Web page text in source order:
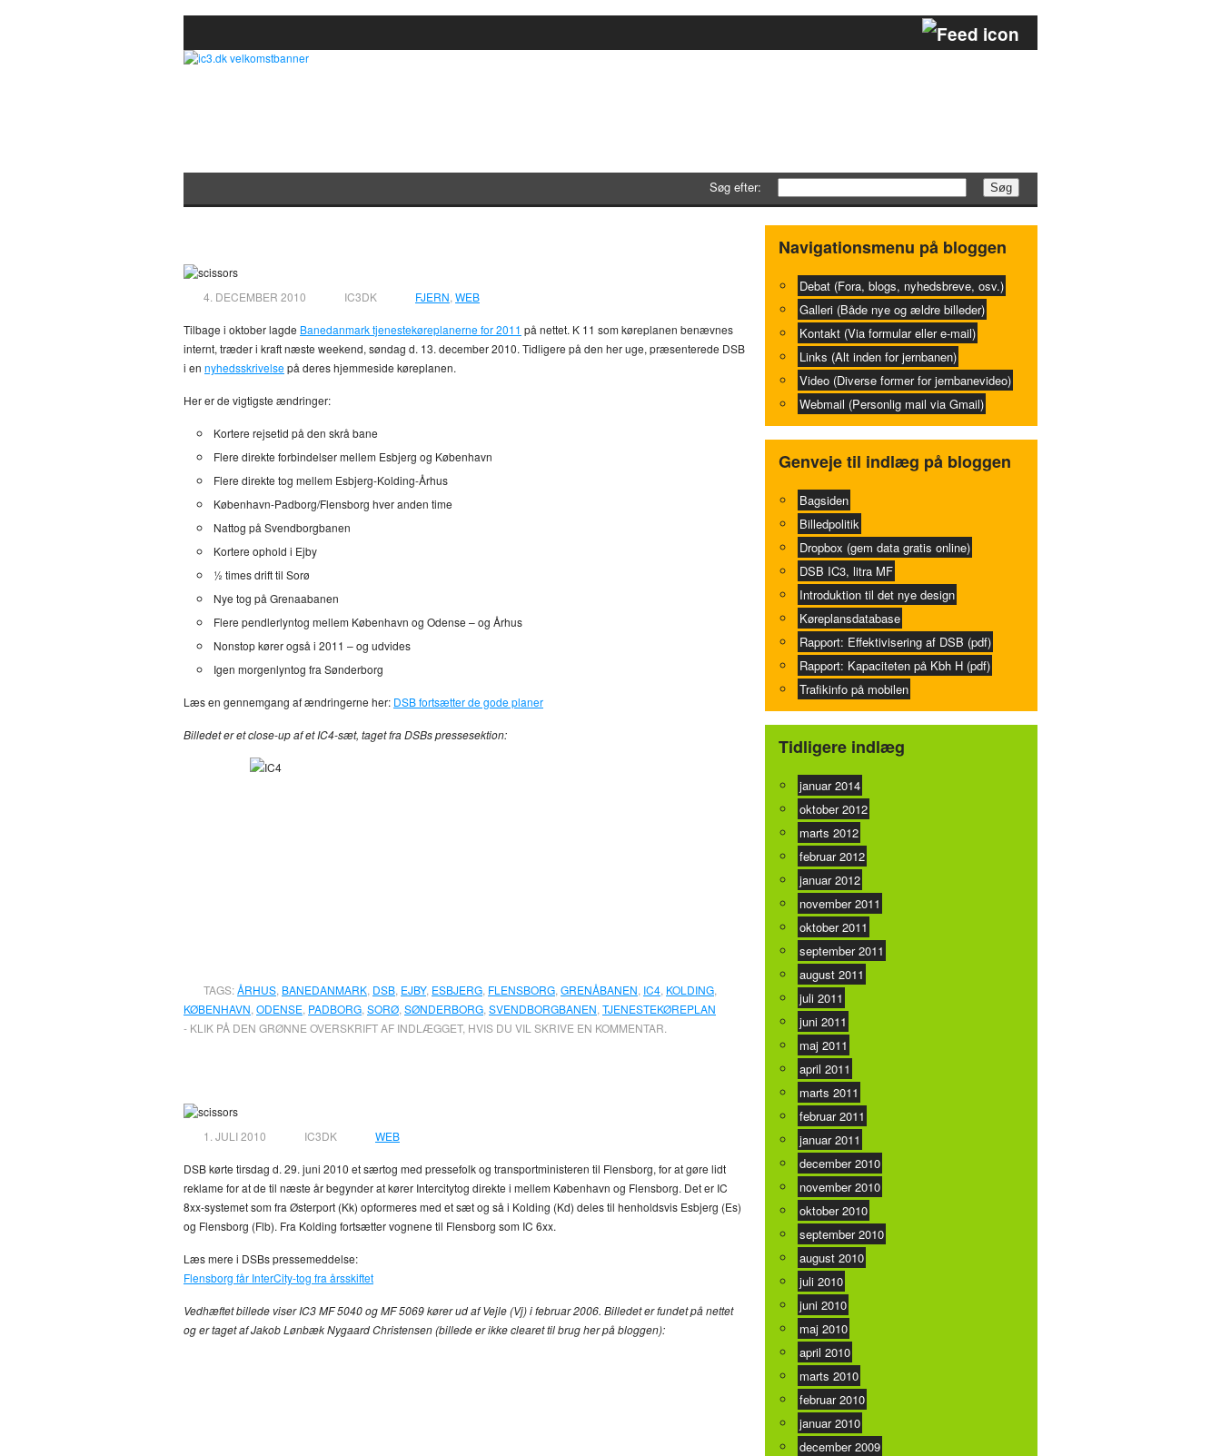
Søg efter:
4. DECEMBER 2010 IC3DK FJERN WEB
Tilbage i oktober lagde Banedanmark tjenestekøreplanerne for 2011 på nettet. K 11 som køreplanen benævnes
internt, træder i kraft næste weekend, søndag d. 13. december 2010. Tidligere på den her uge, præsenterede DSB
i en nyhedsskrivelsepå deres hjemmeside køreplanen.
Her er de vigtigste ændringer:
Kortere rejsetid på den skrå bane
Flere direkte forbindelser mellem Esbjerg og København
Flere direkte tog mellem Esbjerg-Kolding-Århus
København-Padborg/Flensborg hver anden time
Nattog på Svendborgbanen
Kortere ophold i Ejby
½ times drift til Sorø
Nye tog på Grenaabanen
Flere pendlerlyntog mellem København og Odense – og Århus
Nonstop kører også i 2011 – og udvides
Igen morgenlyntog fra Sønderborg
Læs en gennemgang af ændringerne her: DSB fortsætter de gode planer
Billedet er et close-up af et IC4-sæt, taget fra DSBs pressesektion:
TAGS:ÅRHUS BANEDANMARK DSB EJBY, ESBJERG FLENSBORG GRENÅBANEN IC4 KOLDING
KØBENHAVN ODENSE PADBORG SORØ SØNDERBORG SVENDBORGBANEN TJENESTEKØREPLAN
- KLIK PÅ DEN GRØNNE OVERSKRIFT AF INDLÆGGET, HVIS DU VIL SKRIVE EN KOMMENTAR.
1. JULI 2010 IC3DK WEB
DSB kørte tirsdag d. 29. juni 2010 et særtog med pressefolk og transportministeren til Flensborg, for at gøre lidt
reklame for at de til næste år begynder at kører Intercitytog direkte i mellem København og Flensborg. Det er IC
8xx-systemet som fra Østerport (Kk) opformeres med et sæt og så i Kolding (Kd) deles til henholdsvis Esbjerg (Es)
og Flensborg (Flb). Fra Kolding fortsætter vognene til Flensborg som IC 6xx.
Læs mere i DSBs pressemeddelse:
Flensborg får InterCity-tog fra årsskiftet
Vedhæftet billede viser IC3 MF 5040 og MF 5069 kører ud af Vejle (Vj) i februar 2006. Billedet er fundet på nettet
og er taget af Jakob Lønbæk Nygaard Christensen (billede er ikke clearet til brug her på bloggen):
Navigationsmenu på bloggen
Debat (Fora, blogs, nyhedsbreve, osv.)
Galleri (Både nye og ældre billeder)
Kontakt (Via formular eller e-mail)
Links (Alt inden for jernbanen)
Video (Diverse former for jernbanevideo)
Webmail (Personlig mail via Gmail)
Genveje til indlæg på bloggen
Bagsiden
Billedpolitik
Dropbox (gem data gratis online)
DSB IC3, litra MF
Introduktion til det nye design
Køreplansdatabase
Rapport: Effektivisering af DSB (pdf)
Rapport: Kapaciteten på Kbh H (pdf)
Trafikinfo på mobilen
Tidligere indlæg
januar 2014
oktober 2012
marts 2012
februar 2012
januar 2012
november 2011
oktober 2011
september 2011
august 2011
juli 2011
juni 2011
maj 2011
april 2011
marts 2011
februar 2011
januar 2011
december 2010
november 2010
oktober 2010
september 2010
august 2010
juli 2010
juni 2010
maj 2010
april 2010
marts 2010
februar 2010
januar 2010
december 2009